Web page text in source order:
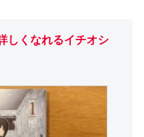
しくなれるイチオシ